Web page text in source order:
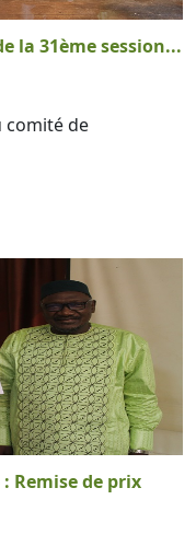
la 31ème session...
comité de
Remise de prix